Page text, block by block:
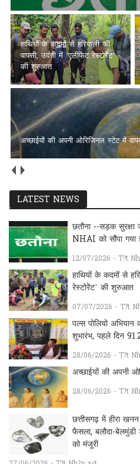
हाथियों के कदमों से हरियाली की
वापसी, उदंती में ‘एलीफेंट रेस्टोरेंट’
की शुरुआत
अच्छाईयों की अपनी ओरिजिनल स्टेट में
LATEST NEWS
छतौना --सड़क सुरक्षा
NHAI को सौंपा गया
12/07/2026 - T?t
हाथियों के कदमों से
रेस्टोरेंट’ की शुरुआत
07/07/2026 - T?t
पल्स पोलियो
शुभारंभ, पहले दिन
28/06/2026 - T?t
अच्छाईयों की अपनी
28/06/2026 - T?t
छत्तीसगढ़ में हीरा
फैसला, बलौदा-
को मंजूरी